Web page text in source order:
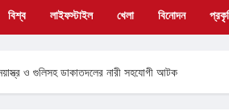
বিশ্ব লাইফস্টাইল খেলা বিনোদন
ও গুলিসহ ডাকাতদলের নারী সহযোগী আটক